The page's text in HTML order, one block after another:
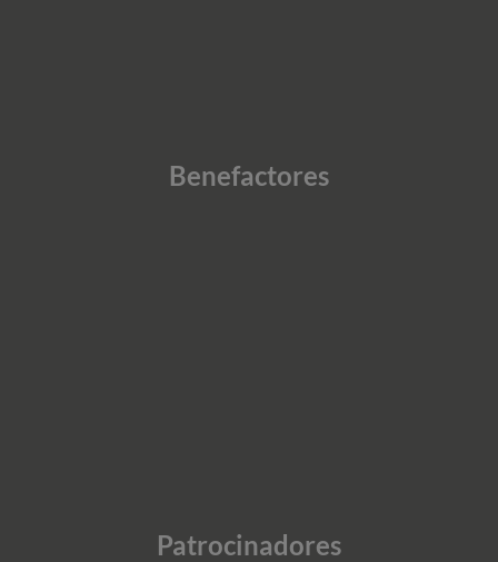
Benefactores
Patrocinadores